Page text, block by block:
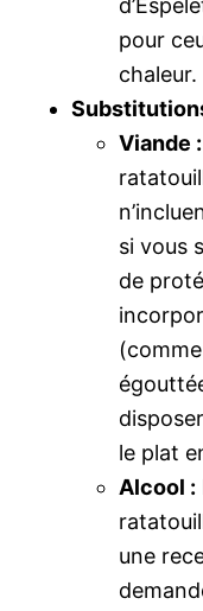
pour
chaleur.
Viande :
si vous
de
le plat
Alcool :
une